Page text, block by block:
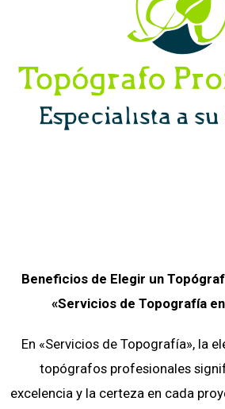
Beneficios de Elegir un
«Servicios de Topografía en
En «Servicios de Topografía», la
topógrafos profesionales
excelencia y la certeza en cada